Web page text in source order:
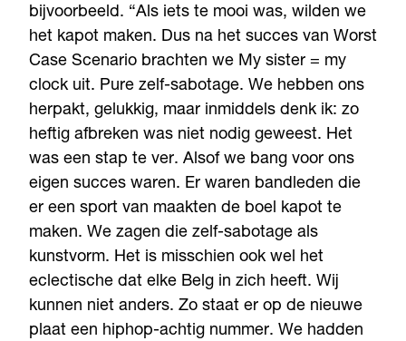
bijvoorbeeld. “Als iets te mooi was, wilden we
het kapot maken. Dus na het succes van Worst
Case Scenario brachten we My sister = my
clock uit. Pure zelf-sabotage. We hebben ons
herpakt, gelukkig, maar inmiddels denk ik: zo
heftig afbreken was niet nodig geweest. Het
was een stap te ver. Alsof we bang voor ons
eigen succes waren. Er waren bandleden die
er een sport van maakten de boel kapot te
maken. We zagen die zelf-sabotage als
kunstvorm. Het is misschien ook wel het
eclectische dat elke Belg in zich heeft. Wij
kunnen niet anders. Zo staat er op de nieuwe
plaat een hiphop-achtig nummer. We hadden